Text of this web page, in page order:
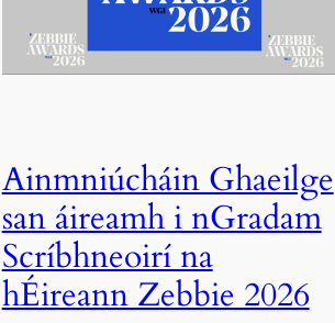
Ainmniúcháin Ghaeilge
san áireamh i nGradam
Scríbhneoirí na
hÉireann Zebbie 2026